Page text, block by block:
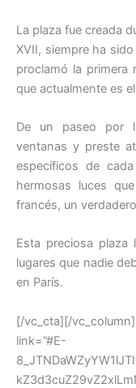
La plaza fue creada
XVII, siempre ha
proclamó la primera
que actualmente es
De un paseo por
ventanas y preste
específicos de
hermosas luces
francés, un
Esta preciosa
lugares que nadie
en París.
[/vc_cta][/
link=”#E-